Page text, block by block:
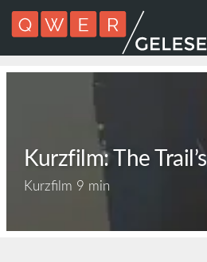
Kurzfilm: The
Kurzfilm 9 min